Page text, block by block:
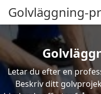
Golvläggning-
Letar du efter en
Beskriv ditt